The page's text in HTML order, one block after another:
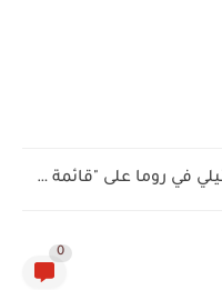
اتفاق لبناني إسرائيلي في روما على "قائمة الدول المراقبة".. والعقدة...
0